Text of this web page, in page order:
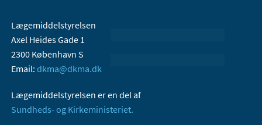
Lægemiddelstyrelsen
Axel Heides Gade 1
2300 København S
Email: dkma@dkma.dk
Lægemiddelstyrelsen er en del af
Sundheds- og Kirkeministeriet.